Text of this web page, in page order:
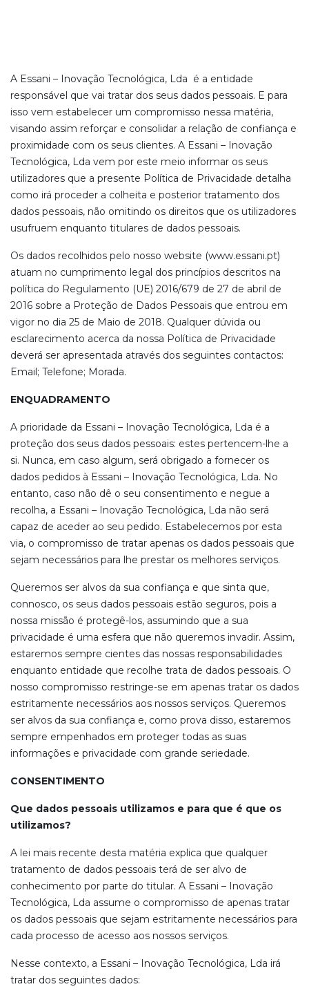
A Essani – Inovação Tecnológica, Lda é a entidade
responsável que vai tratar dos seus dados pessoais. E para
isso vem estabelecer um compromisso nessa matéria,
visando assim reforçar e consolidar a relação de confiança e
proximidade com os seus clientes. A Essani – Inovação
Tecnológica, Lda vem por este meio informar os seus
utilizadores que a presente Política de Privacidade detalha
como irá proceder a colheita e posterior tratamento dos
dados pessoais, não omitindo os direitos que os utilizadores
usufruem enquanto titulares de dados pessoais.
Os dados recolhidos pelo nosso website (www.essani.pt)
atuam no cumprimento legal dos princípios descritos na
política do Regulamento (UE) 2016/679 de 27 de abril de
2016 sobre a Proteção de Dados Pessoais que entrou em
vigor no dia 25 de Maio de 2018. Qualquer dúvida ou
esclarecimento acerca da nossa Política de Privacidade
deverá ser apresentada através dos seguintes contactos:
Email; Telefone; Morada.
ENQUADRAMENTO
A prioridade da Essani – Inovação Tecnológica, Lda é a
proteção dos seus dados pessoais: estes pertencem-lhe a
si. Nunca, em caso algum, será obrigado a fornecer os
dados pedidos à Essani – Inovação Tecnológica, Lda. No
entanto, caso não dê o seu consentimento e negue a
recolha, a Essani – Inovação Tecnológica, Lda não será
capaz de aceder ao seu pedido. Estabelecemos por esta
via, o compromisso de tratar apenas os dados pessoais que
sejam necessários para lhe prestar os melhores serviços.
Queremos ser alvos da sua confiança e que sinta que,
connosco, os seus dados pessoais estão seguros, pois a
nossa missão é protegê-los, assumindo que a sua
privacidade é uma esfera que não queremos invadir. Assim,
estaremos sempre cientes das nossas responsabilidades
enquanto entidade que recolhe trata de dados pessoais. O
nosso compromisso restringe-se em apenas tratar os dados
estritamente necessários aos nossos serviços. Queremos
ser alvos da sua confiança e, como prova disso, estaremos
sempre empenhados em proteger todas as suas
informações e privacidade com grande seriedade.
CONSENTIMENTO
Que dados pessoais utilizamos e para que é que os
utilizamos?
A lei mais recente desta matéria explica que qualquer
tratamento de dados pessoais terá de ser alvo de
conhecimento por parte do titular. A Essani – Inovação
Tecnológica, Lda assume o compromisso de apenas tratar
os dados pessoais que sejam estritamente necessários para
cada processo de acesso aos nossos serviços.
Nesse contexto, a Essani – Inovação Tecnológica, Lda irá
tratar dos seguintes dados: